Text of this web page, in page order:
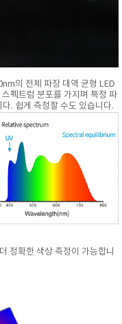
의 전체 파장 대역 균형 LED
펙트럼 분포를 가지며 특정 파
. 쉽게 측정할 수도 있습니다.
정확한 색상 측정이 가능합니